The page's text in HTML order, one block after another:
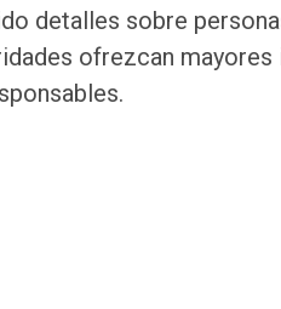
detalles sobre
ofrezcan